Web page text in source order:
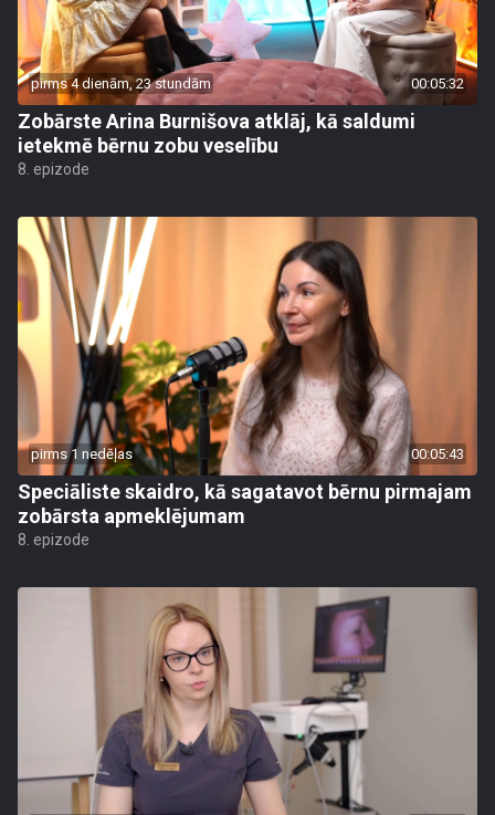
pirms 4 dienām, 23 stundām 00:05:32
Zobārste Arina Burnišova atklāj, kā saldumi
ietekmē bērnu zobu veselību
8. epizode
pirms 1 nedēļas 00:05:43
Speciāliste skaidro, kā sagatavot bērnu pirmajam
zobārsta apmeklējumam
8. epizode